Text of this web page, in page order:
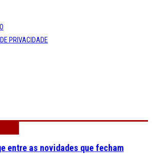
PRIVACIDADE
entre as novidades que fecham